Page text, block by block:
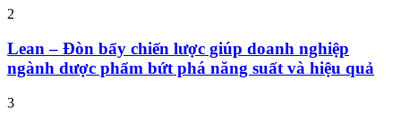
2
Lean – Đòn bẩy chiến lược giúp doanh nghiệp
ngành dược phẩm bứt phá năng suất và hiệu quả
3